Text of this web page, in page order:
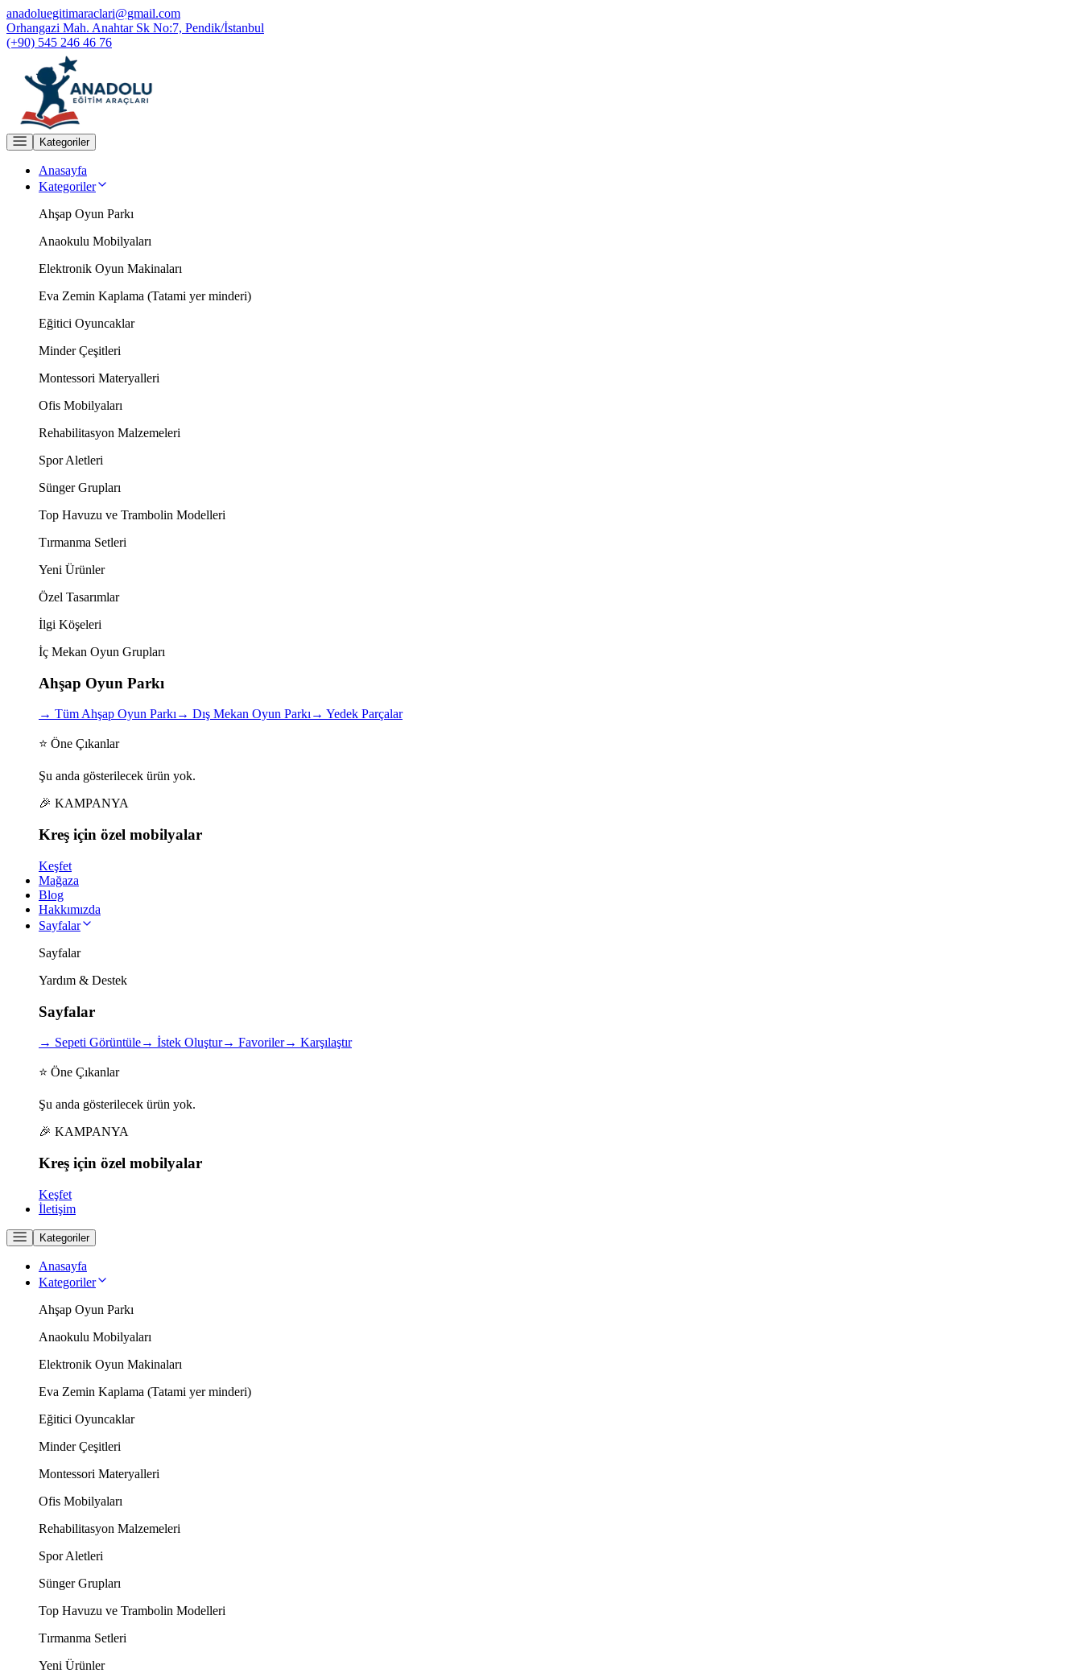
anadoluegitimaraclari@gmail.com
Orhangazi Mah. Anahtar Sk No:7, Pendik/İstanbul
(+90) 545 246 46 76
Kategoriler
Anasayfa
Kategoriler
Ahşap Oyun Parkı
Anaokulu Mobilyaları
Elektronik Oyun Makinaları
Eva Zemin Kaplama (Tatami yer minderi)
Eğitici Oyuncaklar
Minder Çeşitleri
Montessori Materyalleri
Ofis Mobilyaları
Rehabilitasyon Malzemeleri
Spor Aletleri
Sünger Grupları
Top Havuzu ve Trambolin Modelleri
Tırmanma Setleri
Yeni Ürünler
Özel Tasarımlar
İlgi Köşeleri
İç Mekan Oyun Grupları
Ahşap Oyun Parkı
→ Tüm Ahşap Oyun Parkı→ Dış Mekan Oyun Parkı→ Yedek Parçalar
⭐ Öne Çıkanlar
Şu anda gösterilecek ürün yok.
🎉 KAMPANYA
Kreş için özel mobilyalar
Keşfet
Mağaza
Blog
Hakkımızda
Sayfalar
Sayfalar
Yardım & Destek
Sayfalar
→ Sepeti Görüntüle→ İstek Oluştur→ Favoriler→ Karşılaştır
⭐ Öne Çıkanlar
Şu anda gösterilecek ürün yok.
🎉 KAMPANYA
Kreş için özel mobilyalar
Keşfet
İletişim
Kategoriler
Anasayfa
Kategoriler
Ahşap Oyun Parkı
Anaokulu Mobilyaları
Elektronik Oyun Makinaları
Eva Zemin Kaplama (Tatami yer minderi)
Eğitici Oyuncaklar
Minder Çeşitleri
Montessori Materyalleri
Ofis Mobilyaları
Rehabilitasyon Malzemeleri
Spor Aletleri
Sünger Grupları
Top Havuzu ve Trambolin Modelleri
Tırmanma Setleri
Yeni Ürünler